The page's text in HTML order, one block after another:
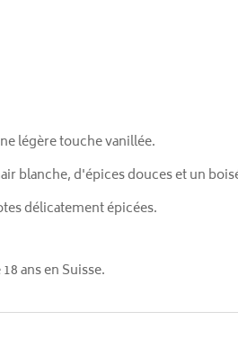
légère touche vanillée.
blanche, d'épices douces et un
délicatement épicées.
ans en Suisse.